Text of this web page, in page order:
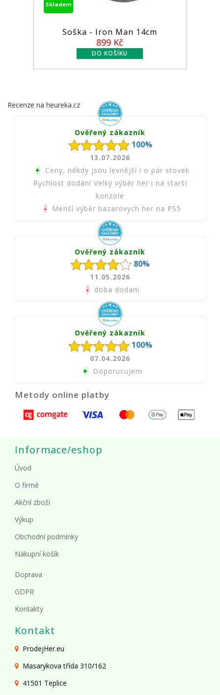
Skladem
Soška - Iron Man 14cm
899 Kč
Recenze na heureka.cz
Ověřený zákazník
100%
13.07.2026
+ Ceny, někdy jsou levnější i o pár stovek
Rychlost dodání Velký výběr her i na starší
konzole
- Menší výběr bazarovych her na PS5
Ověřený zákazník
80%
11.05.2026
-doba dodani
Ověřený zákazník
100%
07.04.2026
+Doporucujem
Metody online platby
Informace/eshop
Úvod
O firmě
Akční zboží
Výkup
Obchodní podmínky
Nákupní košík
Doprava
GDPR
Kontakty
Kontakt
ProdejHer.eu
Masarykova třída 310/162
41501 Teplice